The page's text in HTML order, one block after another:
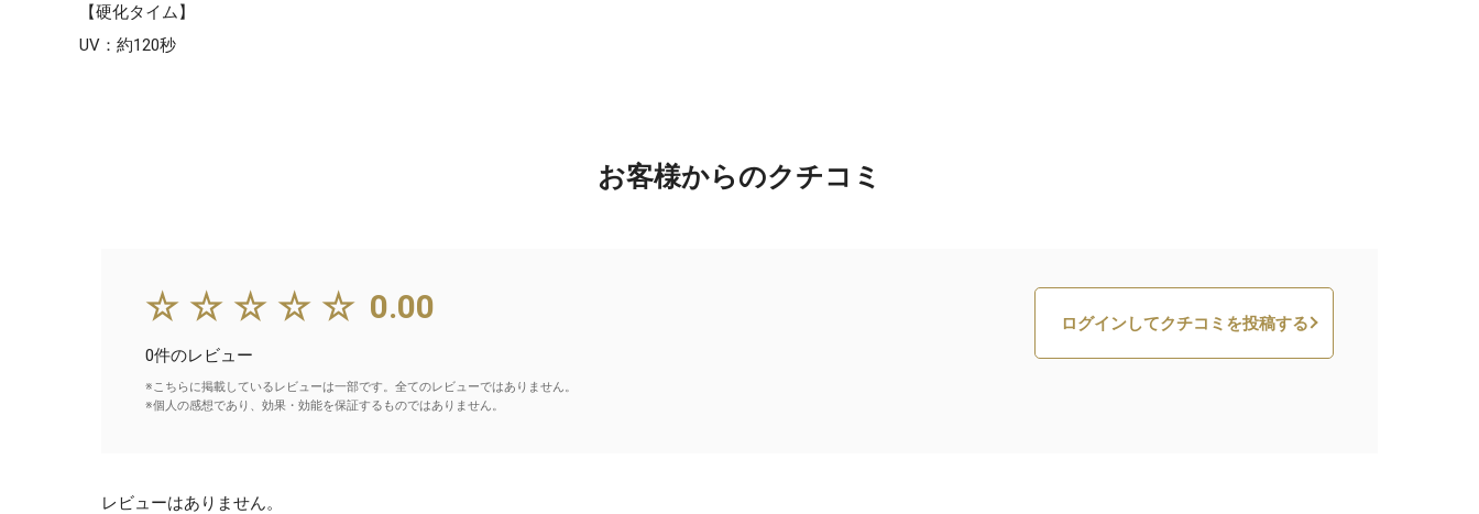
【硬化タイム】
UV：約120秒
お客様からのクチコミ
☆☆☆☆☆ 0.00
0件のレビュー
※こちらに掲載しているレビューは一部です。全てのレビューではありません。
※個人の感想であり、効果・効能を保証するものではありません。
ログインしてクチコミを投稿する
レビューはありません。